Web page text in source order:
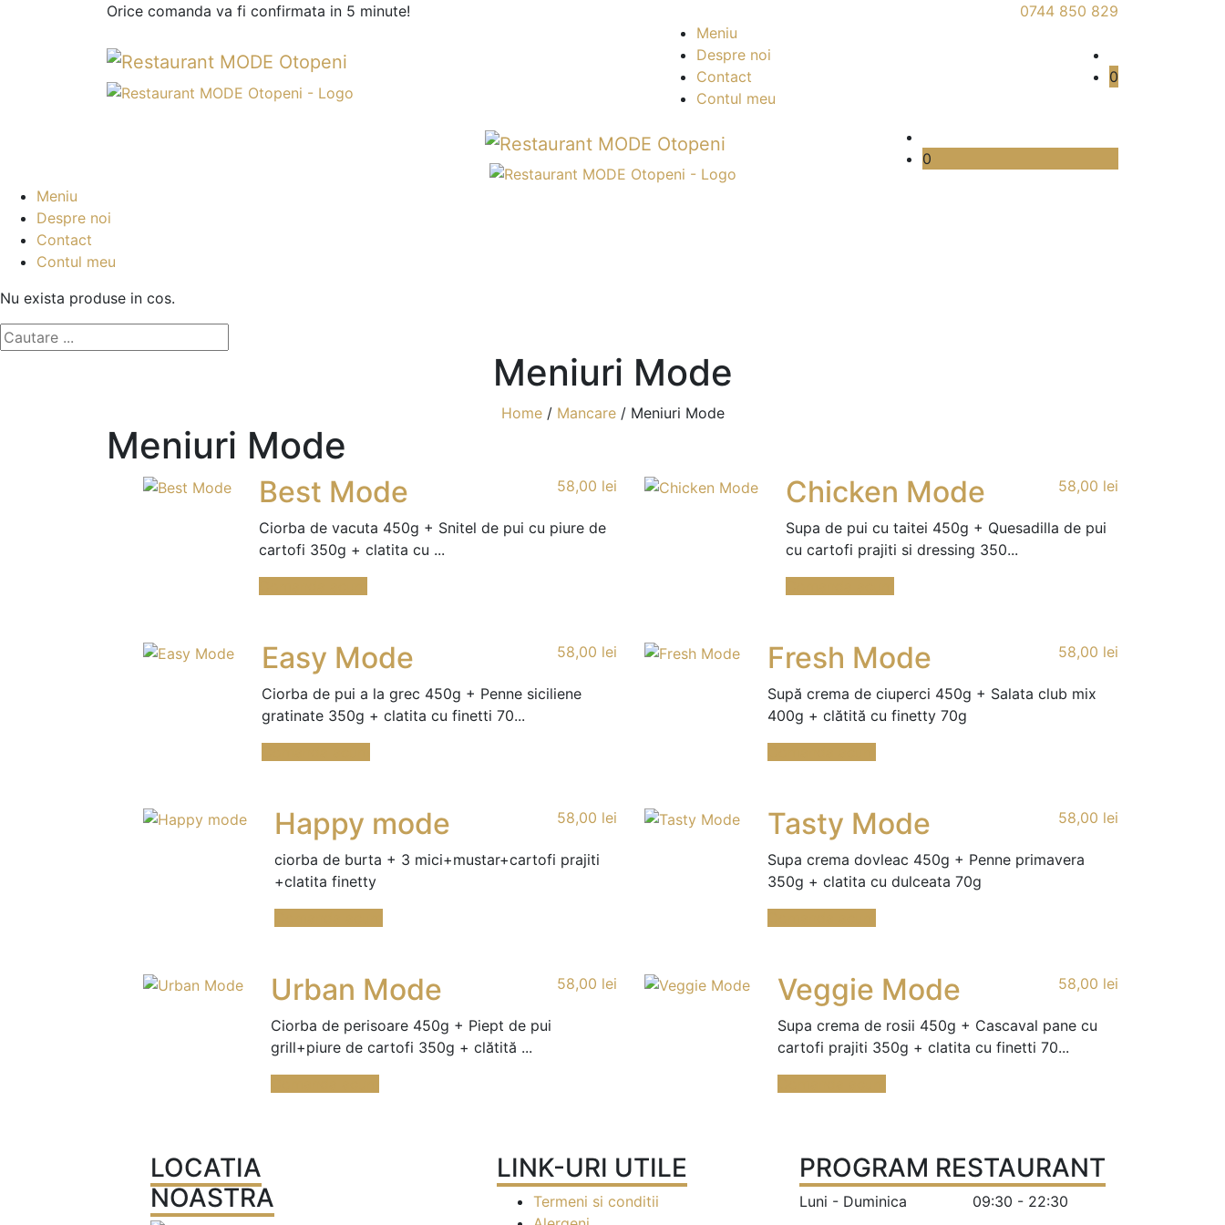
Orice comanda va fi confirmata in 5 minute!
0744 850 829
Meniu
Despre noi
Contact
Contul meu
0
0
Meniu
Despre noi
Contact
Contul meu
Nu exista produse in cos.
Meniuri Mode
Home/ Mancare/ Meniuri Mode
Meniuri Mode
Best Mode 58,00 lei
Ciorba de vacuta 450g + Snitel de pui cu piure de
cartofi 350g + clatita cu ...
Chicken Mode 58,00 lei
Supa de pui cu taitei 450g + Quesadilla de pui
cu cartofi prajiti si dressing 350...
Easy Mode 58,00 lei
Ciorba de pui a la grec 450g + Penne siciliene
gratinate 350g + clatita cu finetti 70...
Fresh Mode 58,00 lei
Supă crema de ciuperci 450g + Salata club mix
400g + clătită cu finetty 70g
Happy mode 58,00 lei
ciorba de burta + 3 mici+mustar+cartofi prajiti
+clatita finetty
Tasty Mode 58,00 lei
Supa crema dovleac 450g + Penne primavera
350g + clatita cu dulceata 70g
Urban Mode 58,00 lei
Ciorba de perisoare 450g + Piept de pui
grill+piure de cartofi 350g + clătită ...
Veggie Mode 58,00 lei
Supa crema de rosii 450g + Cascaval pane cu
cartofi prajiti 350g + clatita cu finetti 70...
LOCATIA
NOASTRA
LINK-URI UTILE
Termeni si conditii
PROGRAM RESTAURANT
Luni - Duminica 09:30 - 22:30